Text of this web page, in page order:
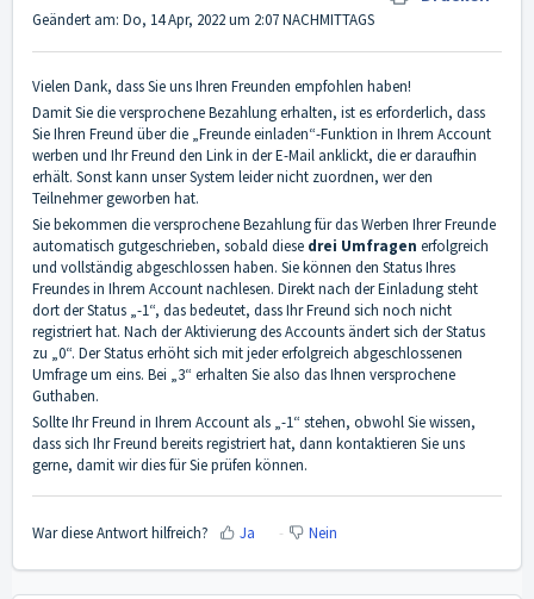
Geändert am: Do, 14 Apr, 2022 um 2:07 NACHMITTAGS
Vielen Dank, dass Sie uns Ihren Freunden empfohlen haben!
Damit Sie die versprochene Bezahlung erhalten, ist es erforderlich, dass
Sie Ihren Freund über die „Freunde einladen“-Funktion in Ihrem Account
werben und Ihr Freund den Link in der E-Mail anklickt, die er daraufhin
erhält. Sonst kann unser System leider nicht zuordnen, wer den
Teilnehmer geworben hat.
Sie bekommen die versprochene Bezahlung für das Werben Ihrer Freunde
automatisch gutgeschrieben, sobald diese drei Umfragen erfolgreich
und vollständig abgeschlossen haben. Sie können den Status Ihres
Freundes in Ihrem Account nachlesen. Direkt nach der Einladung steht
dort der Status „-1“, das bedeutet, dass Ihr Freund sich noch nicht
registriert hat. Nach der Aktivierung des Accounts ändert sich der Status
zu „0“. Der Status erhöht sich mit jeder erfolgreich abgeschlossenen
Umfrage um eins. Bei „3“ erhalten Sie also das Ihnen versprochene
Guthaben.
Sollte Ihr Freund in Ihrem Account als „-1“ stehen, obwohl Sie wissen,
dass sich Ihr Freund bereits registriert hat, dann kontaktieren Sie uns
gerne, damit wir dies für Sie prüfen können.
War diese Antwort hilfreich? Ja Nein